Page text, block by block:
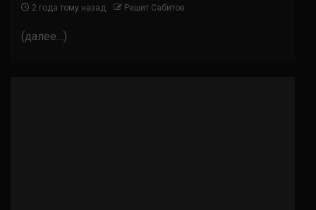
2 года тому назад Решит Сабитов
(далее…)